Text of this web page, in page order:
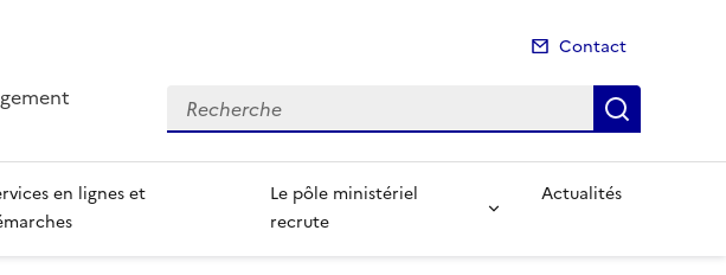
Contact
Recherche
en lignes et
Le pôle ministériel
recrute
Actualités